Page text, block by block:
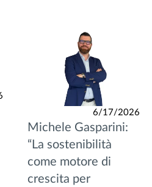
6/17/2026
Michele Gasparini:
“La sostenibilità
come motore di
crescita per